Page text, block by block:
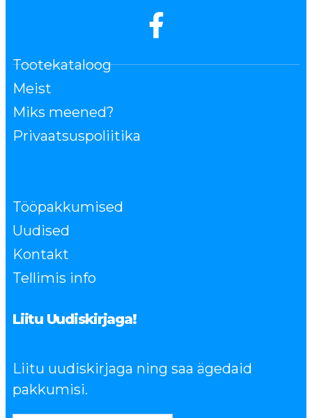
Tootekataloog
Meist
Miks meened?
Privaatsuspoliitika
Tööpakkumised
Uudised
Kontakt
Tellimis info
Liitu Uudiskirjaga!
Liitu uudiskirjaga ning saa ägedaid
pakkumisi.